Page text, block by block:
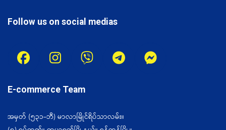
Follow us on social medias
E-commerce Team
အမှတ် (၅၃၁-ဘီ) မာလာမြိုင်ရိပ်သာလမ်း။